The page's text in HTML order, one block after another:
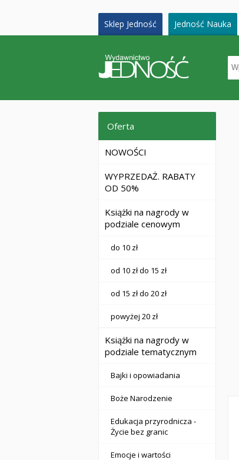
Sklep Jedność Jedność Nauka
Oferta
NOWOŚCI
WYPRZEDAŻ. RABATY
OD 50%
Książki na nagrody w
podziale cenowym
do 10 zł
od 10 zł do 15 zł
od 15 zł do 20 zł
powyżej 20 zł
Książki na nagrody w
podziale tematycznym
Bajki i opowiadania
Boże Narodzenie
Edukacja przyrodnicza -
Życie bez granic
Emocje i wartości